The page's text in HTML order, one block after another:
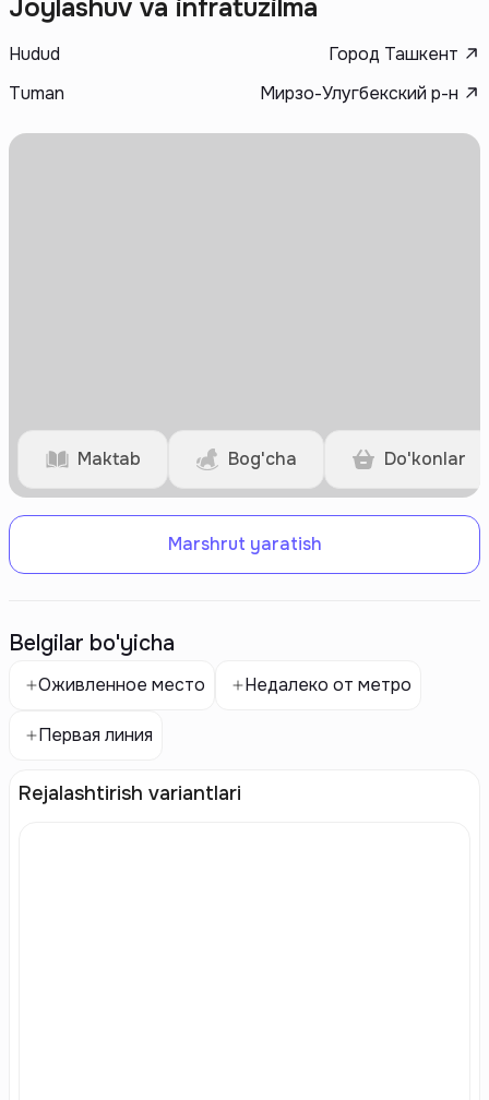
решениями и вниманием к деталям, что делает жилье
гарантия надежности, высокого качества и своевременной сдачи
Joylashuv va infratuzilma
Hudud
Город Ташкент
Tuman
Мирзо-Улугбекский р-н
Maktab Bog'cha Do'konlar
Marshrut yaratish
Belgilar bo'yicha
Оживленное место Недалеко от метро
Первая линия
Rejalashtirish variantlari